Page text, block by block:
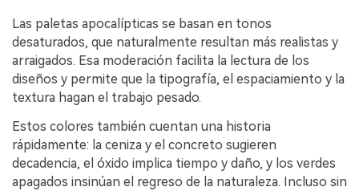
Las paletas apocalípticas se basan en tonos
desaturados, que naturalmente resultan más realistas y
arraigados. Esa moderación facilita la lectura de los
diseños y permite que la tipografía, el espaciamiento y la
textura hagan el trabajo pesado.
Estos colores también cuentan una historia
rápidamente: la ceniza y el concreto sugieren
decadencia, el óxido implica tiempo y daño, y los verdes
apagados insinúan el regreso de la naturaleza. Incluso sin